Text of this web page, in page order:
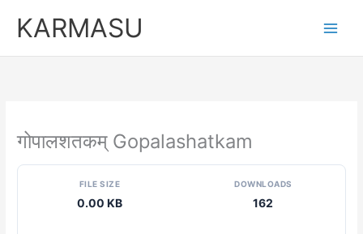
KARMASU
गोपालशतकम् Gopalashatkam
FILE SIZE
0.00 KB
DOWNLOADS
162